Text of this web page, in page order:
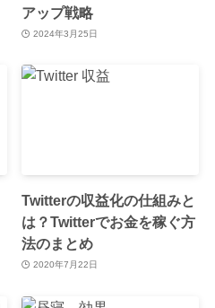
アップ戦略
2024年3月25日
Twitterの収益化の仕組みと
は？Twitterでお金を稼ぐ方
法のまとめ
2020年7月22日